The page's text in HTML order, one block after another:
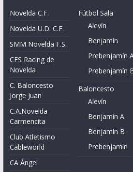
Novelda C.F.
Novelda U.D. C.F.
SMM Novelda F.S.
CFS Racing de
Novelda
C. Baloncesto
Jorge Juan
C.A.Novelda
Carmencita
Club Atletismo
Cableworld
CA Ángel
Fútbol Sala
Alevín
Benjamín
Prebenjamín
Prebenjamín
Baloncesto
Alevín
Benjamín A
Benjamín B
Prebenjamín